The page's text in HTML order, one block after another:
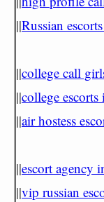
||Russian
||college call
||college escorts
||air hostess
||escort agency
||vip russian